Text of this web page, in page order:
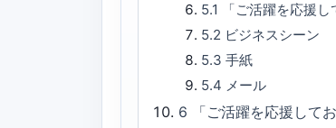
5.1
「ご活躍を応援
5.2 ビジネスシーン
5.3 手紙
5.4 メール
6
「ご活躍を応援して